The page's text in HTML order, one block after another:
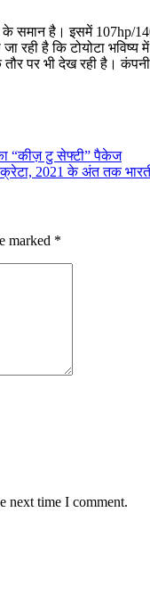
के समान है। इसमें
रही है कि टोयोटा
पर भी देख रही है।
“कीज़ टु सेफ्टी” पैकेज
2021 के अंत तक
marked *
next time I comment.